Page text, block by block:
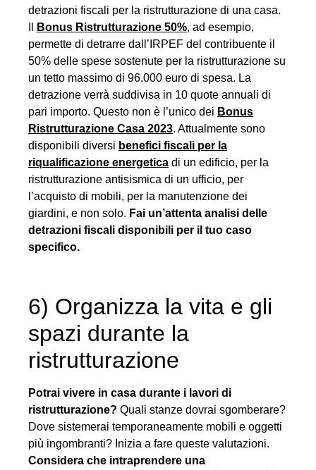
detrazioni fiscali per la ristrutturazione di una casa.
Bonus Ristrutturazione 50%, ad esempio,
permette di detrarre dall’IRPEF del contribuente il
50% delle spese sostenute per la ristrutturazione su
un tetto massimo di 96.000 euro di spesa. La
detrazione verrà suddivisa in 10 quote annuali di
pari importo. Questo non è l’unico dei Bonus
Ristrutturazione Casa 2023. Attualmente sono
disponibili diversi benefici fiscali per la
riqualificazione energetica di un edificio, per la
ristrutturazione antisismica di un ufficio, per
l’acquisto di mobili, per la manutenzione dei
giardini, e non solo. Fai un’attenta analisi delle
detrazioni fiscali disponibili per il tuo caso
specifico.
6) Organizza la vita e gli
spazi durante la
ristrutturazione
Potrai vivere in casa durante i lavori di
ristrutturazione? Quali stanze dovrai sgomberare?
Dove sistemerai temporaneamente mobili e oggetti
più ingombranti? Inizia a fare queste valutazioni.
Considera che intraprendere una